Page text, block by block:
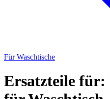
Für Waschtische
Ersatzteile